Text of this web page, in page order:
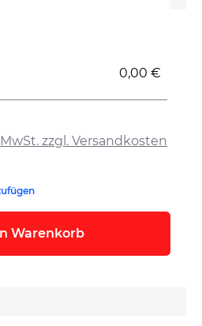
zzgl. Versandkosten
0,00 €
Warenkorb